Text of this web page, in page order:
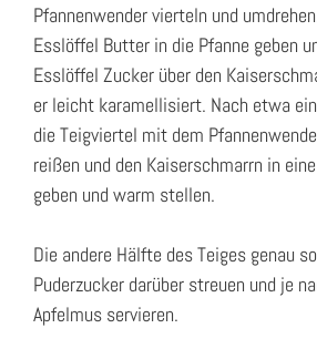
Pfannenwender vierteln und
Esslöffel Butter in die Pfanne geben
Esslöffel Zucker über den
er leicht karamellisiert. Nach etwa
die Teigviertel mit dem
reißen und den Kaiserschmarrn in
geben und warm stellen.
Die andere Hälfte des Teiges genau
Puderzucker darüber streuen und je
Apfelmus servieren.